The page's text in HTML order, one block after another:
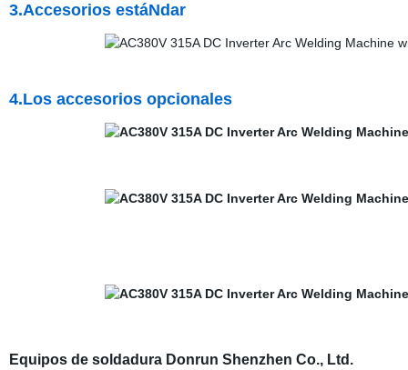
3.Accesorios estáNdar
4.Los accesorios opcionales
Equipos de soldadura Donrun Shenzhen Co., Ltd.